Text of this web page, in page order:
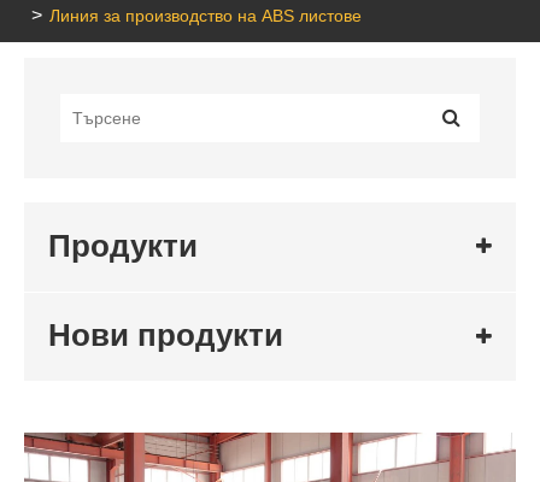
Линия за производство на ABS листове
Продукти
Нови продукти